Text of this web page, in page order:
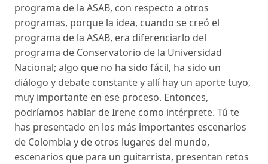
programa de la ASAB, con respecto a otros
programas, porque la idea, cuando se creó el
programa de la ASAB, era diferenciarlo del
programa de Conservatorio de la Universidad
Nacional; algo que no ha sido fácil, ha sido un
diálogo y debate constante y allí hay un aporte tuyo,
muy importante en ese proceso. Entonces,
podríamos hablar de Irene como intérprete. Tú te
has presentado en los más importantes escenarios
de Colombia y de otros lugares del mundo,
escenarios que para un guitarrista, presentan retos